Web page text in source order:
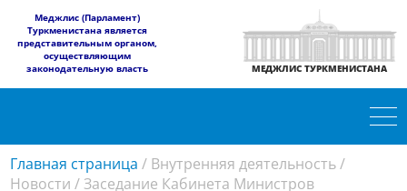
​Меджлис (Парламент)
Туркменистана является
представительным органом,
осуществляющим
законодательную власть
МЕДЖЛИС ТУРКМЕНИСТАНА
Главная страница / Внутренняя деятельность/
Новости / Заседание Кабинета Министров